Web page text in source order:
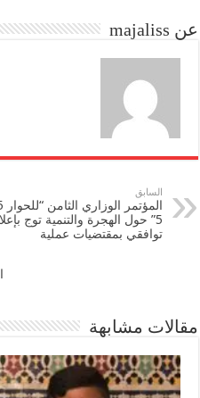
n
عن majaliss
السابق
5” حول الهجرة والتنمية توج
توافقي بمقتضيات عملية
مقالات مشابهة